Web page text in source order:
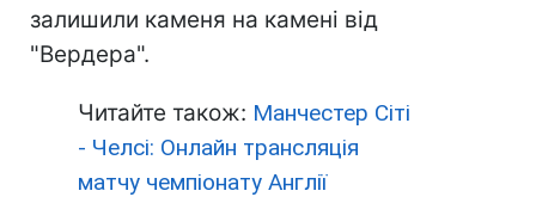
залишили каменя на камені від
"Вердера".
Читайте також: Манчестер Сіті
- Челсі: Онлайн трансляція
матчу чемпіонату Англії